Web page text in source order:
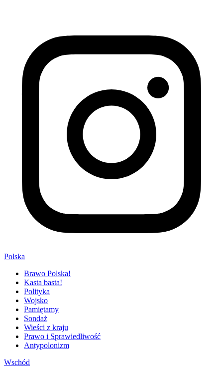
Polska
Brawo Polska!
Kasta basta!
Polityka
Wojsko
Pamiętamy
Sondaż
Wieści z kraju
Prawo i Sprawiedliwość
Antypolonizm
Wschód